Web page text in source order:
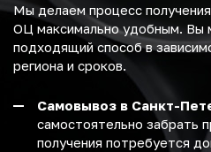
Мы делаем процесс
ОЦ максимально удобным. Вы
подходящий способ в
региона и сроков.
Самовывоз в Санкт-
самостоятельно забрать
получения потребуется